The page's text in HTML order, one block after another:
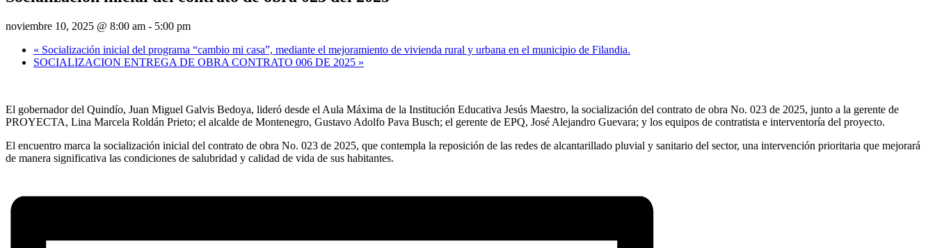
noviembre 10, 2025 @ 8:00 am - 5:00 pm
« Socialización inicial del programa “cambio mi casa”, mediante el mejoramiento de vivienda rural y urbana en el municipio de Filandia.
SOCIALIZACION ENTREGA DE OBRA CONTRATO 006 DE 2025 »
El gobernador del Quindío, Juan Miguel Galvis Bedoya, lideró desde el Aula Máxima de la Institución Educativa Jesús Maestro, la socialización del contrato de obra No. 023 de 2025, junto a la gerente de
PROYECTA, Lina Marcela Roldán Prieto; el alcalde de Montenegro, Gustavo Adolfo Pava Busch; el gerente de EPQ, José Alejandro Guevara; y los equipos de contratista e interventoría del proyecto.
El encuentro marca la socialización inicial del contrato de obra No. 023 de 2025, que contempla la reposición de las redes de alcantarillado pluvial y sanitario del sector, una intervención prioritaria que mejorará
de manera significativa las condiciones de salubridad y calidad de vida de sus habitantes.